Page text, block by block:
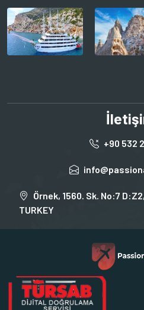
+90 532
Örnek, 1560. Sk. No:7
TURKEY